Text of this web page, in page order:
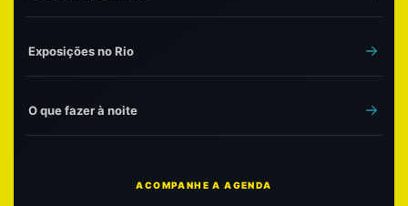
Exposições no Rio
O que fazer à noite
ACOMPANHE A AGENDA